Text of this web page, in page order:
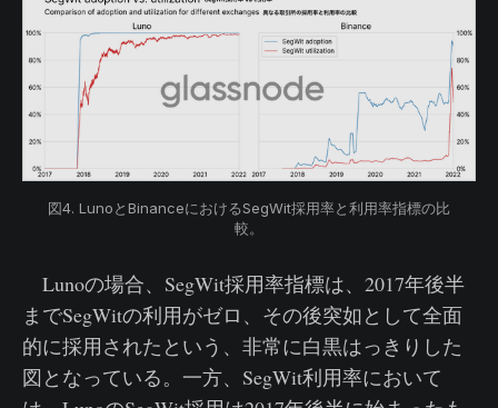
図4. LunoとBinanceにおけるSegWit採用率と利用率指標の比
較。
Lunoの場合、SegWit採用率指標は、2017年後半
までSegWitの利用がゼロ、その後突如として全面
的に採用されたという、非常に白黒はっきりした
図となっている。一方、SegWit利用率において